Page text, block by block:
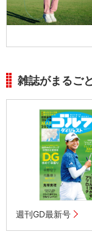
雑誌がまるご
週刊GD最新号